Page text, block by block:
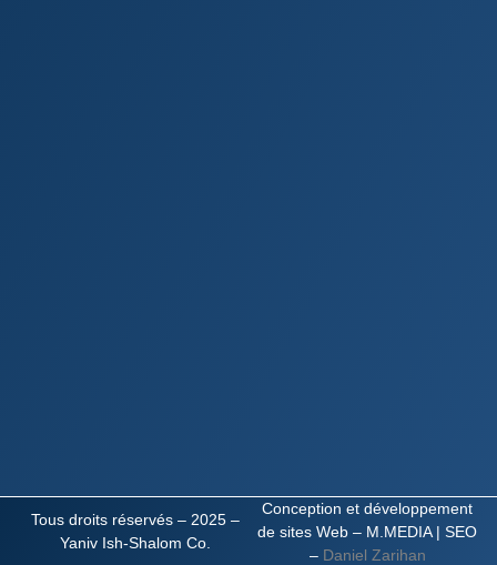
Tous droits réservés – 2025 –
Yaniv Ish-Shalom Co.
Conception et développement
de sites Web – M.MEDIA| SEO
– Daniel Zarihan